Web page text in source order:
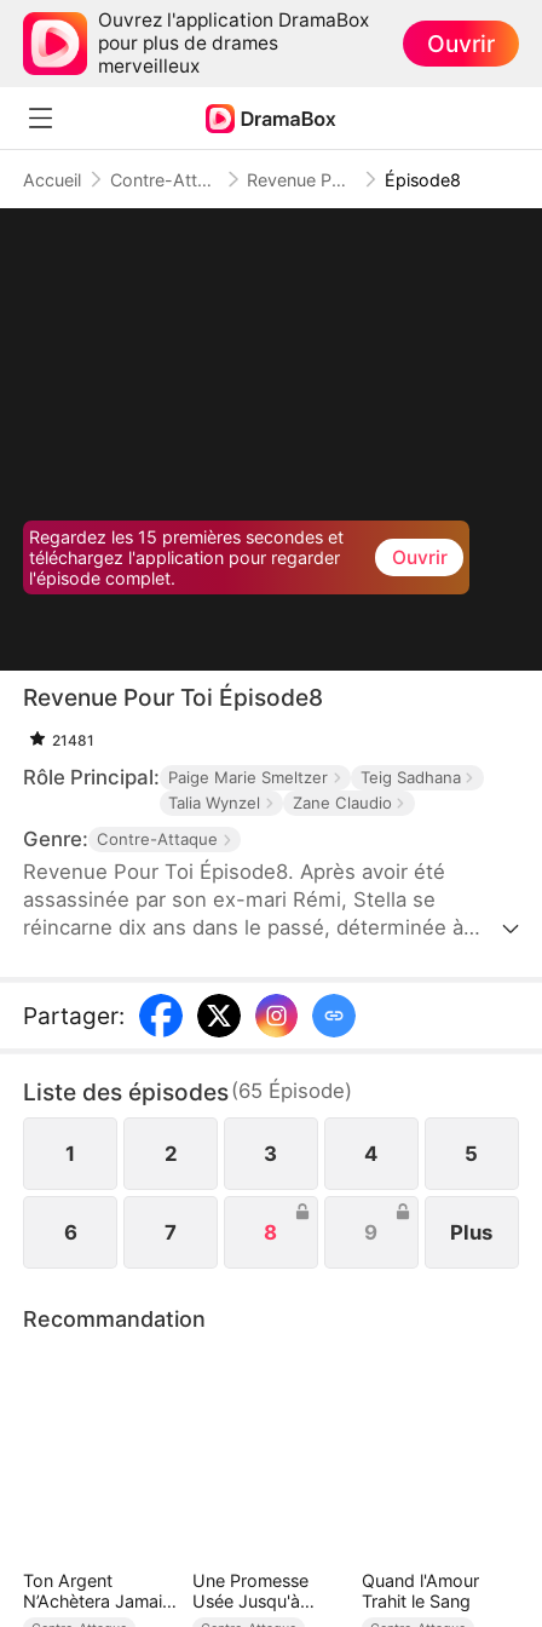
Ouvrez l'application DramaBox
pour plus de drames
merveilleux
Ouvrir
Accueil Contre-Attaque Revenue Pour Toi Épisode8
Regardez les 15 premières secondes et
téléchargez l'application pour regarder
l'épisode complet.
Ouvrir
Revenue Pour Toi Épisode8
21481
Rôle Principal: Paige Marie Smeltzer
Teig Sadhana
Talia Wynzel
Zane Claudio
Genre: Contre-Attaque
Revenue Pour Toi Épisode8. Après avoir été
assassinée par son ex-mari Rémi, Stella se
réincarne dix ans dans le passé, déterminée à
Partager:
Liste des épisodes(65 Épisode)
1 2 3 4 5
6 7 8 9 Plus
Recommandation
Ton Argent
N’Achètera Jamais
Ma Dignité
Une Promesse
Usée Jusqu'à
Néant
Quand l'Amour
Trahit le Sang